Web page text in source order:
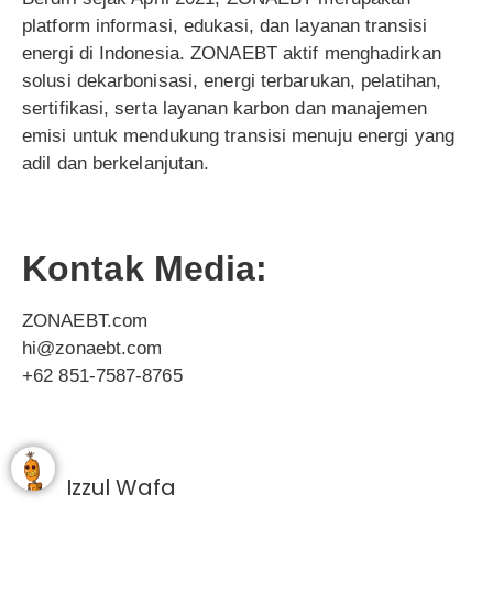
platform informasi, edukasi, dan layanan transisi
energi di Indonesia. ZONAEBT aktif menghadirkan
solusi dekarbonisasi, energi terbarukan, pelatihan,
sertifikasi, serta layanan karbon dan manajemen
emisi untuk mendukung transisi menuju energi yang
adil dan berkelanjutan.
Kontak Media:
ZONAEBT.com
hi@zonaebt.com
+62 851-7587-8765
Izzul Wafa